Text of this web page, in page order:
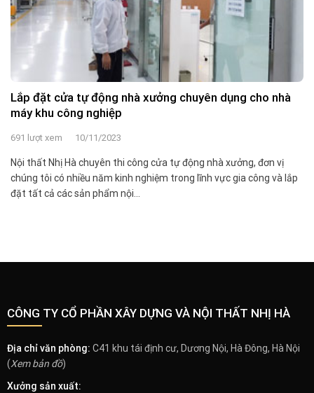
Lắp đặt cửa tự động nhà xưởng chuyên dụng cho nhà
máy khu công nghiệp
691 lượt xem 10/11/2023
Nội thất Nhị Hà chuyên thi công cửa tự động nhà xưởng, đơn vị
chúng tôi có nhiều năm kinh nghiệm trong lĩnh vực gia công và lắp
đặt tất cả các sản phẩm nội...
CÔNG TY CỔ PHẦN XÂY DỰNG VÀ NỘI THẤT NHỊ HÀ
Địa chỉ văn phòng: C41 khu tái định cư, Dương Nội, Hà Đông, Hà Nội
(Xem bản đồ)
Xưởng sản xuất: